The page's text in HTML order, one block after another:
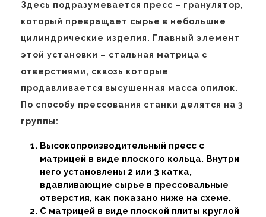
Здесь подразумевается пресс – гранулятор,
который превращает сырье в небольшие
цилиндрические изделия. Главный элемент
этой установки – стальная матрица с
отверстиями, сквозь которые
продавливается высушенная масса опилок.
По способу прессования станки делятся на 3
группы:
Высокопроизводительный пресс с
матрицей в виде плоского кольца. Внутри
него установлены 2 или 3 катка,
вдавливающие сырье в прессовальные
отверстия, как показано ниже на схеме.
С матрицей в виде плоской плиты круглой